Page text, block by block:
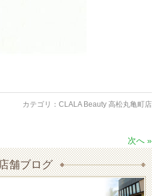
カテゴリ： CLALA Beauty 高松丸亀町店
次へ »
舗ブログ